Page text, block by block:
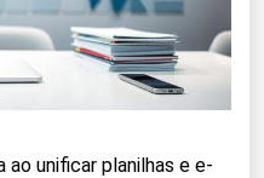
unificar planilhas e e-